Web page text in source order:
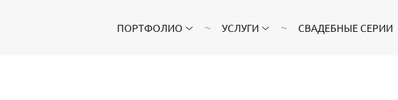
ПОРТФОЛИО УСЛУГИ СВАДЕБНЫЕ СЕРИИ